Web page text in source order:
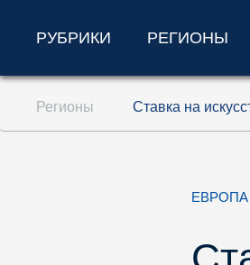
Перейти к содержанию
Перейти к поиску
РУБРИКИ РЕГИОНЫ
Регионы Ставка на
ЕВРОПА